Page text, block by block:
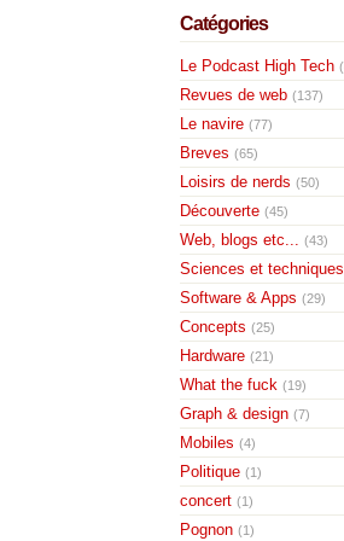
Catégories
Le Podcast High Tech
Revues de web (137)
Le navire (77)
Breves (65)
Loisirs de nerds (50)
Découverte (45)
Web, blogs etc... (43)
Sciences et techniques
Software & Apps (29)
Concepts (25)
Hardware (21)
What the fuck (19)
Graph & design (7)
Mobiles (4)
Politique (1)
concert (1)
Pognon (1)